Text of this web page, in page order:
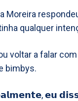
Moreira
qualquer
voltar a falar
bimbys.
𝗲𝘂